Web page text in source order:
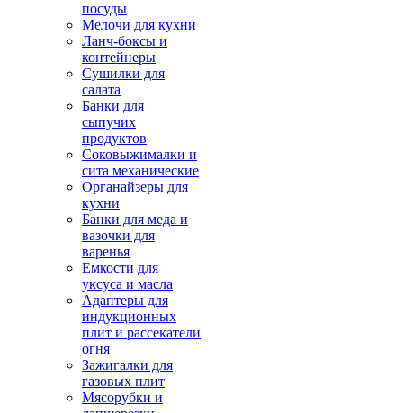
посуды
Мелочи для кухни
Ланч-боксы и
контейнеры
Сушилки для
салата
Банки для
сыпучих
продуктов
Соковыжималки и
сита механические
Органайзеры для
кухни
Банки для меда и
вазочки для
варенья
Емкости для
уксуса и масла
Адаптеры для
индукционных
плит и рассекатели
огня
Зажигалки для
газовых плит
Мясорубки и